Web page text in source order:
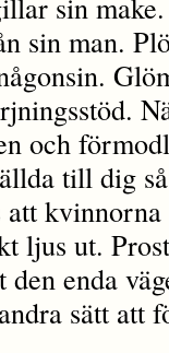
sin man.
och
till dig
ljus ut.
enda
sätt att